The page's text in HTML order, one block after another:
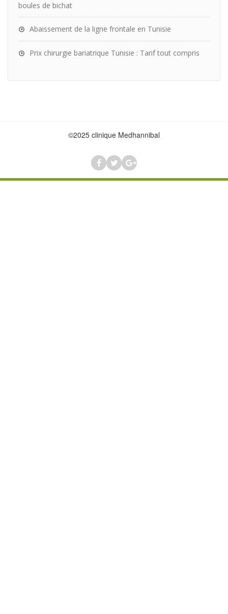
boules de bichat
Abaissement de la ligne frontale en Tunisie
Prix chirurgie bariatrique Tunisie : Tarif tout compris
©2025 clinique Medhannibal